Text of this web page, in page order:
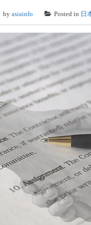
by asiainfo Posted in 日